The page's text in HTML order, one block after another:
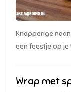
Knapperige
een feestje op je
Wrap met